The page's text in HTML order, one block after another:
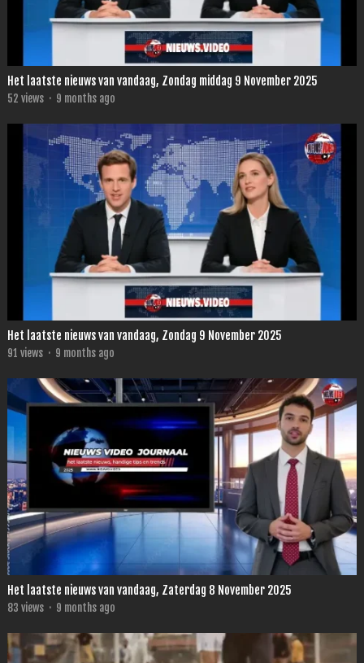
Het laatste nieuws van vandaag, Zondag middag 9 November 2025
52 views · 9 months ago
Het laatste nieuws van vandaag, Zondag 9 November 2025
91 views · 9 months ago
Het laatste nieuws van vandaag, Zaterdag 8 November 2025
83 views · 9 months ago